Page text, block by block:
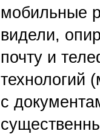
мобильные
видели,
почту и
технологий
с